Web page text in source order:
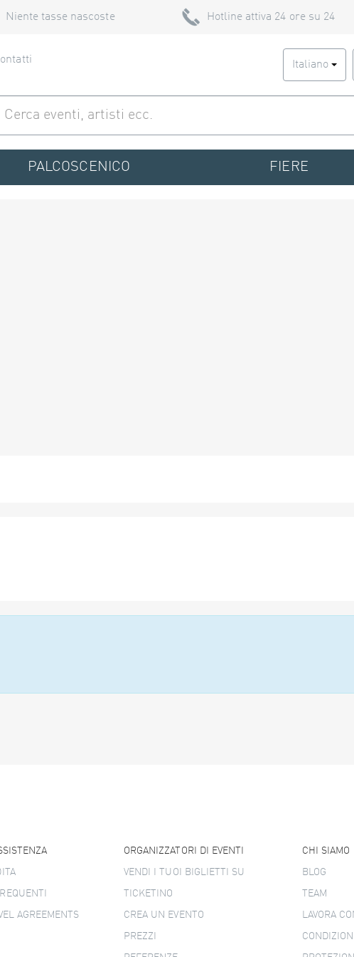
Niente tasse nascoste Hotline attiva 24 ore su 24
Italiano
PALCOSCENICO FIERE
AGREEMENTS
ORGANIZZATORI DI EVENTI
VENDI I TUOI BIGLIETTI SU
TICKETINO
CREA UN EVENTO
PREZZI
CHI SIAMO
BLOG
TEAM
LAVORA